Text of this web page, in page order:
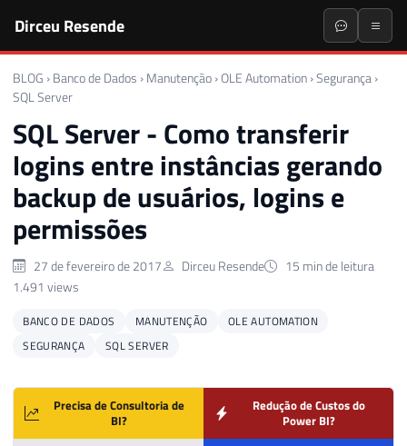
Dirceu Resende
BLOG › Banco de Dados › Manutenção › OLE Automation ›Segurança ›
SQL Server
SQL Server - Como transferir
logins entre instâncias gerando
backup de usuários, logins e
permissões
27 de fevereiro de 2017 Dirceu Resende
15 min de leitura
1.491 views
BANCO DE DADOS MANUTENÇÃO
OLE AUTOMATION
SEGURANÇA
SQL SERVER
Precisa de Consultoria de
BI?
Redução de Custos do
Power BI?